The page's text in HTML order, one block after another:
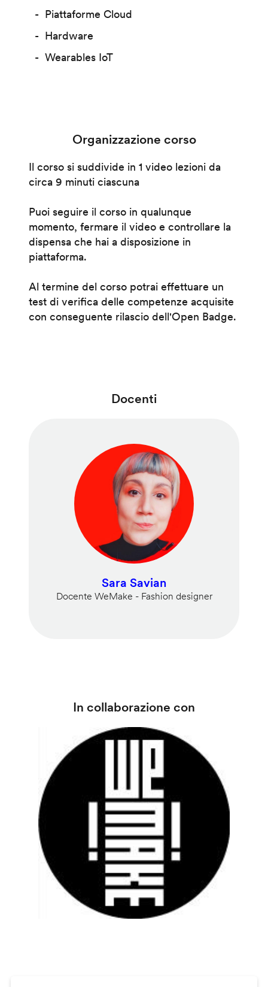
Piattaforme Cloud
Hardware
Wearables IoT
Organizzazione corso
Il corso si suddivide in 1 video lezioni da
circa 9 minuti ciascuna
Puoi seguire il corso in qualunque
momento, fermare il video e controllare la
dispensa che hai a disposizione in
piattaforma.
Al termine del corso potrai effettuare un
test di verifica delle competenze acquisite
con conseguente rilascio dell'Open Badge.
Docenti
Sara Savian
Docente WeMake - Fashion designer
In collaborazione con